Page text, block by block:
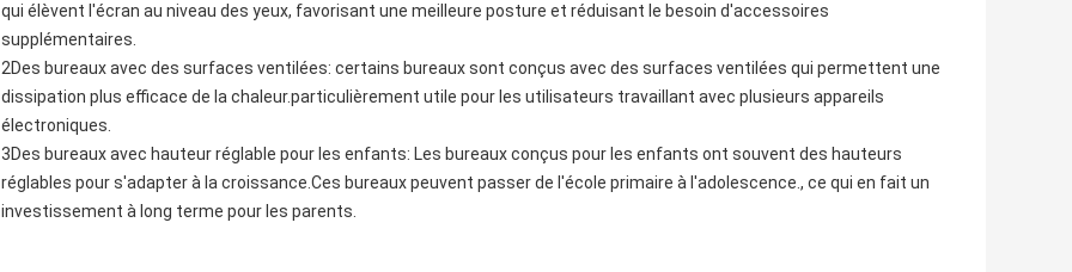
qui élèvent l'écran au niveau des yeux, favorisant une meilleure posture et réduisant le besoin d'accessoires
supplémentaires.
2Des bureaux avec des surfaces ventilées: certains bureaux sont conçus avec des surfaces ventilées qui permettent une
dissipation plus efficace de la chaleur.particulièrement utile pour les utilisateurs travaillant avec plusieurs appareils
électroniques.
3Des bureaux avec hauteur réglable pour les enfants: Les bureaux conçus pour les enfants ont souvent des hauteurs
réglables pour s'adapter à la croissance.Ces bureaux peuvent passer de l'école primaire à l'adolescence., ce qui en fait un
investissement à long terme pour les parents.